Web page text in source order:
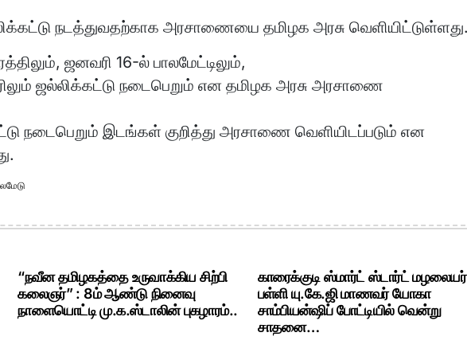
நடத்துவதற்காக அரசாணையை தமிழக அரசு வெளியிட்டுள்ளது.
ஜனவரி 16-ல் பாலமேட்டிலும்,
ஜல்லிக்கட்டு நடைபெறும் என தமிழக அரசு அரசாணை
நடைபெறும் இடங்கள் குறித்து அரசாணை வெளியிடப்படும் என
“நவீன தமிழகத்தை உருவாக்கிய சிற்பி
கலைஞர்” : 8ம் ஆண்டு நினைவு
நாளையொட்டி மு.க.ஸ்டாலின் புகழாரம்..
காரைக்குடி ஸ்மார்ட் ஸ்டார்ட் மழலையர்
பள்ளி யு.கே.ஜி மாணவர் யோகா
சாம்பியன்ஷிப் போட்டியில் வென்று
சாதனை…